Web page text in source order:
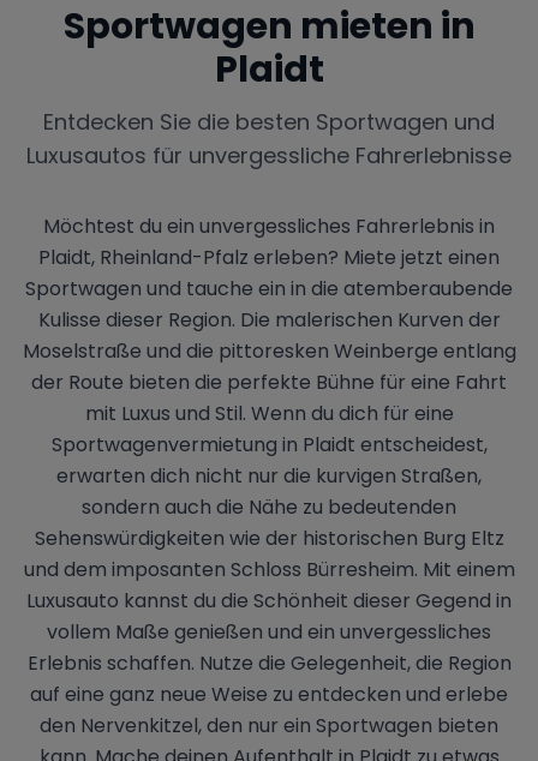
Sportwagen mieten in
Plaidt
Entdecken Sie die besten Sportwagen und
Luxusautos für unvergessliche Fahrerlebnisse
Möchtest du ein unvergessliches Fahrerlebnis in
Plaidt, Rheinland-Pfalz erleben? Miete jetzt einen
Sportwagen und tauche ein in die atemberaubende
Kulisse dieser Region. Die malerischen Kurven der
Moselstraße und die pittoresken Weinberge entlang
der Route bieten die perfekte Bühne für eine Fahrt
mit Luxus und Stil. Wenn du dich für eine
Sportwagenvermietung in Plaidt entscheidest,
erwarten dich nicht nur die kurvigen Straßen,
sondern auch die Nähe zu bedeutenden
Sehenswürdigkeiten wie der historischen Burg Eltz
und dem imposanten Schloss Bürresheim. Mit einem
Luxusauto kannst du die Schönheit dieser Gegend in
vollem Maße genießen und ein unvergessliches
Erlebnis schaffen. Nutze die Gelegenheit, die Region
auf eine ganz neue Weise zu entdecken und erlebe
den Nervenkitzel, den nur ein Sportwagen bieten